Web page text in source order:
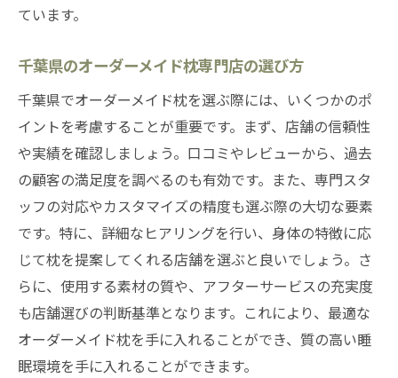
ています。
千葉県のオーダーメイド枕専門店の選び方
千葉県でオーダーメイド枕を選ぶ際には、いくつかのポ
イントを考慮することが重要です。まず、店舗の信頼性
や実績を確認しましょう。口コミやレビューから、過去
の顧客の満足度を調べるのも有効です。また、専門スタ
ッフの対応やカスタマイズの精度も選ぶ際の大切な要素
です。特に、詳細なヒアリングを行い、身体の特徴に応
じて枕を提案してくれる店舗を選ぶと良いでしょう。さ
らに、使用する素材の質や、アフターサービスの充実度
も店舗選びの判断基準となります。これにより、最適な
オーダーメイド枕を手に入れることができ、質の高い睡
眠環境を手に入れることができます。